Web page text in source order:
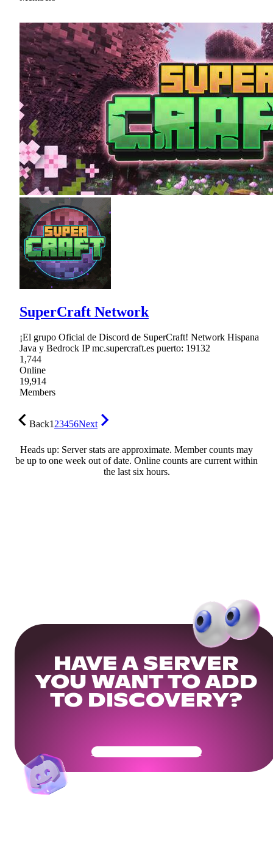
SuperCraft Network
¡El grupo Oficial de Discord de SuperCraft! Network Hispana
Java y Bedrock IP mc.supercraft.es puerto: 19132
1,744
Online
19,914
Members
Back123456Next
Heads up: Server stats are approximate. Member counts may
be up to one week out of date. Online counts are current within
the last six hours.
HAVE A SERVER
YOU WANT TO ADD
TO DISCOVERY?
Get Your Community Ready